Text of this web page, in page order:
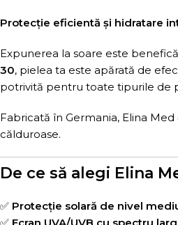
Protecție eficientă și hidratare
Expunerea la soare este
30, pielea ta este apărată de
potrivită pentru toate tipurile de
Fabricată în Germania, Elina
călduroase.
De ce să alegi Elina
✅ Protecție solară de nivel
✅ Ecran UVA/UVB cu spectru larg